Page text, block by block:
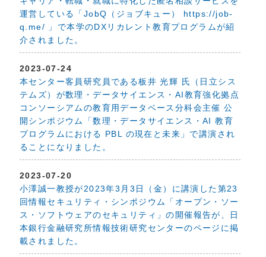
運営している「JobQ（ジョブキュー） https://job-
q.me/ 」で本学のDXリカレント教育プログラムが紹
介されました。
2023-07-24
本センター客員研究員である板井 光輝 氏（日立シス
テムズ）が数理・データサイエンス・AI教育強化拠点
コンソーシアムの教育用データベース分科会主催 公
開シンポジウム「数理・データサイエンス・AI 教育
プログラムにおける PBL の現在と未来」で講演され
ることになりました。
2023-07-20
小澤誠一教授が2023年3月3日（金）に講演した第23
回情報セキュリティ・シンポジウム「オープン・ソー
ス・ソフトウェアのセキュリティ」の開催報告が、日
本銀行金融研究所情報技術研究センターのページに掲
載されました。